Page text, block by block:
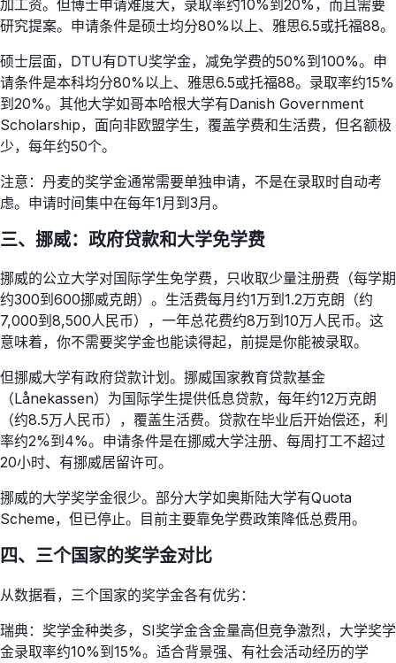
加工资。但博士申请难度大，录取率约10%到20%，而且需要
研究提案。申请条件是硕士均分80%以上、雅思6.5或托福88。
硕士层面，DTU有DTU奖学金，减免学费的50%到100%。申
请条件是本科均分80%以上、雅思6.5或托福88。录取率约15%
到20%。其他大学如哥本哈根大学有Danish Government
Scholarship，面向非欧盟学生，覆盖学费和生活费，但名额极
少，每年约50个。
注意：丹麦的奖学金通常需要单独申请，不是在录取时自动考
虑。申请时间集中在每年1月到3月。
三、挪威：政府贷款和大学免学费
挪威的公立大学对国际学生免学费，只收取少量注册费（每学期
约300到600挪威克朗）。生活费每月约1万到1.2万克朗（约
7,000到8,500人民币），一年总花费约8万到10万人民币。这
意味着，你不需要奖学金也能读得起，前提是你能被录取。
但挪威大学有政府贷款计划。挪威国家教育贷款基金
（Lånekassen）为国际学生提供低息贷款，每年约12万克朗
（约8.5万人民币），覆盖生活费。贷款在毕业后开始偿还，利
率约2%到4%。申请条件是在挪威大学注册、每周打工不超过
20小时、有挪威居留许可。
挪威的大学奖学金很少。部分大学如奥斯陆大学有Quota
Scheme，但已停止。目前主要靠免学费政策降低总费用。
四、三个国家的奖学金对比
从数据看，三个国家的奖学金各有优劣：
瑞典：奖学金种类多，SI奖学金含金量高但竞争激烈，大学奖学
金录取率约10%到15%。适合背景强、有社会活动经历的学